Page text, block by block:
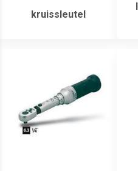
kruissleutel